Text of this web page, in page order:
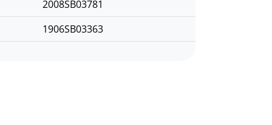
2008SB03781
1906SB03363